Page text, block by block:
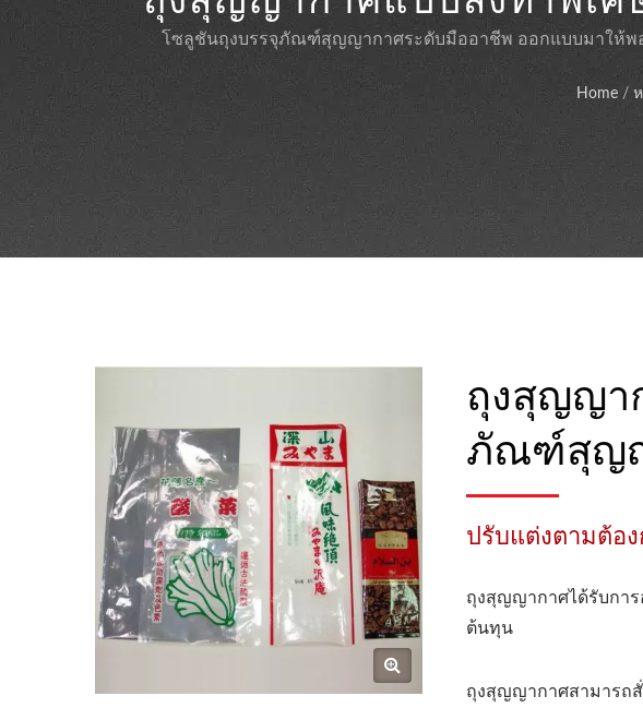
โซลูชันถุงบรรจุภัณฑ์สุญญากาศระดับมืออาชีพ ออกแบบมาให้
Home /
ถุงสุญญา
ภัณฑ์สุญ
ปรับแต่งตามต้อง
ถุงสุญญากาศได้รับกา
ต้นทุน
ถุงสุญญากาศสามารถ